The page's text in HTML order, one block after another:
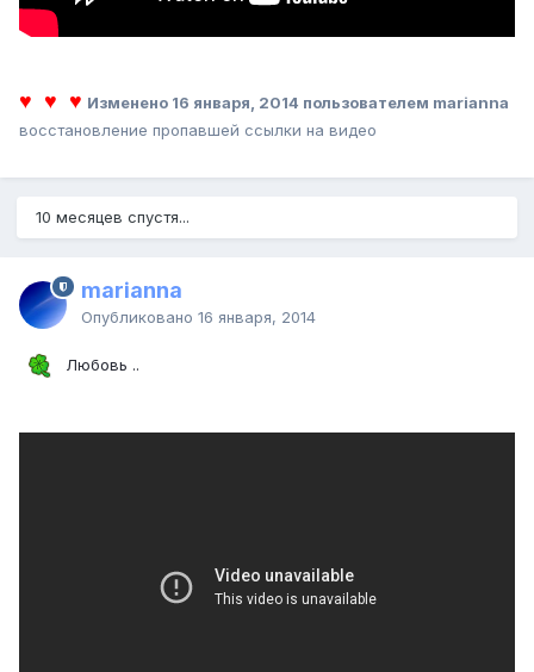
♥ ♥ ♥ Изменено 16 января, 2014 пользователем marianna
восстановление пропавшей ссылки на видео
10 месяцев спустя...
marianna
Опубликовано 16 января, 2014
Любовь ..